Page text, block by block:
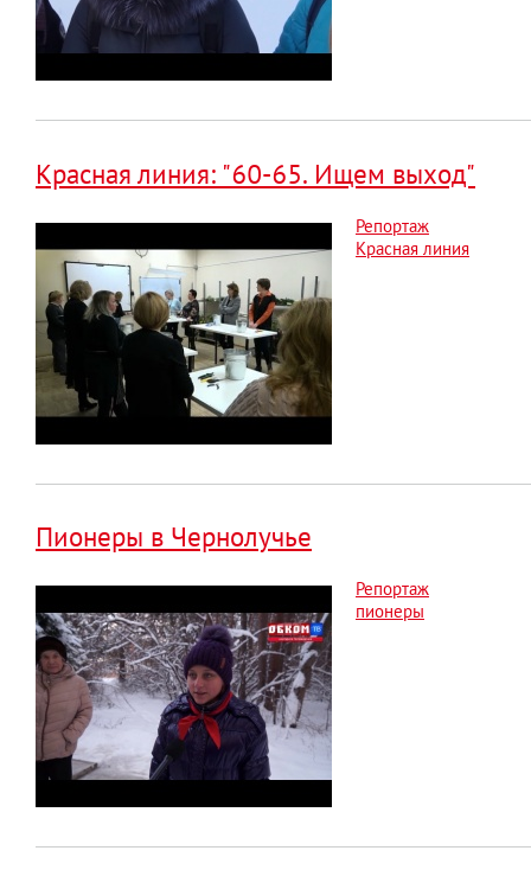
Красная линия: "60-65. Ищем выход"
Репортаж
Красная линия
Пионеры в Чернолучье
Репортаж
пионеры